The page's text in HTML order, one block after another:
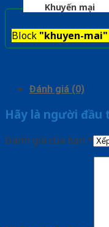
Khuyến mại
Block "khuyen-mai"
Đánh giá (0)
Hãy là người đầu
Đánh giá của bạn *